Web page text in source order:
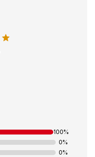
0%
0%
100%